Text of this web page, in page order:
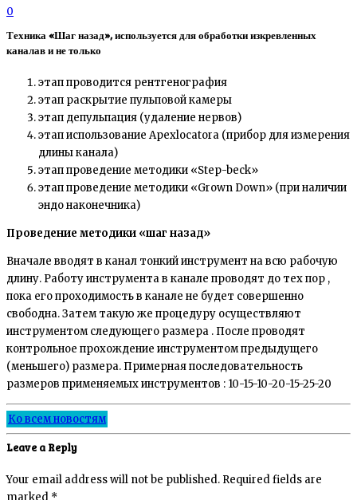
0
Техника «Шаг назад», используется для обработки изкревленных
каналав и не только
этап проводится рентгенография
этап раскрытие пульповой камеры
этап депульпация (удаление нервов)
этап использование Apexlocatora (прибор для измерения
длины канала)
этап проведение методики «Step-beck»
этап проведение методики «Grown Down» (при наличии
эндо наконечника)
Проведение методики «шаг назад»
Вначале вводят в канал тонкий инструмент на всю рабочую
длину. Работу инструмента в канале проводят до тех пор ,
пока его проходимость в канале не будет совершенно
свободна. Затем такую же процедуру осуществляют
инструментом следующего размера . После проводят
контрольное прохождение инструментом предыдущего
(меньшего) размера. Примерная последовательность
размеров применяемых инструментов : 10-15-10-20-15-25-20
Ко всем новостям
Leave a Reply
Your email address will not be published. Required fields are
marked *